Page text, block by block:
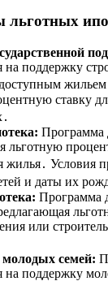
льготных
на поддержку
ставку
Программа
льготную
жилья․ Условия
и даты их
Программа
или
семей:
на поддержку